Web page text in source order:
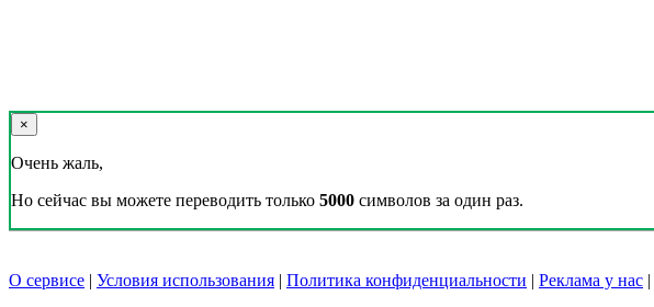
×
Очень жаль,
Но сейчас вы можете переводить только 5000 символов за один раз.
О сервисе | Условия использования | Политика конфиденциальности | Реклама у нас |